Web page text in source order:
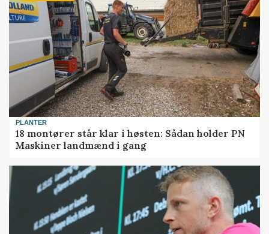
PLANTER
18 montører står klar i høsten: Sådan holder PN
Maskiner landmænd i gang